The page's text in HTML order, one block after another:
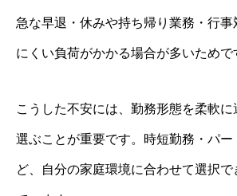
急な早退・休みや持ち帰り業務・行事
にくい負荷がかかる場合が多いためで
こうした不安には、勤務形態を柔軟
選ぶことが重要です。時短勤務・パー
ど、自分の家庭環境に合わせて選択で